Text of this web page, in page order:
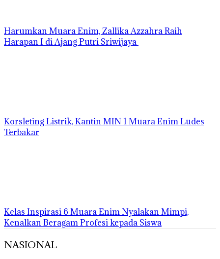
Harumkan Muara Enim, Zallika Azzahra Raih
Harapan I di Ajang Putri Sriwijaya
Korsleting Listrik, Kantin MIN 1 Muara Enim Ludes
Terbakar
Kelas Inspirasi 6 Muara Enim Nyalakan Mimpi,
Kenalkan Beragam Profesi kepada Siswa
NASIONAL